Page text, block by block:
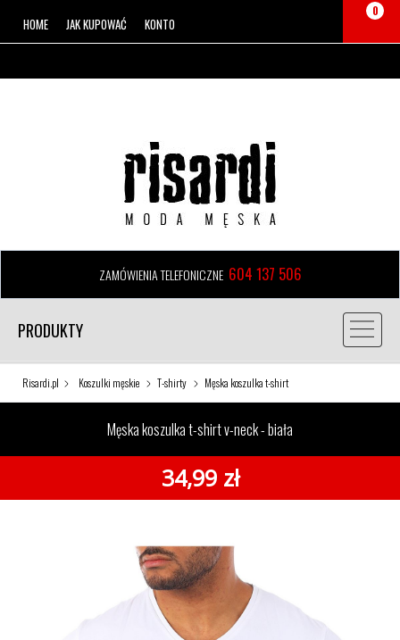
HOME JAK KUPOWAĆ KONTO
0
ZAMÓWIENIA TELEFONICZNE 604 137 506
PRODUKTY
Risardi.pl Koszulki męskie T-shirty Męska koszulka t-shirt
Męska koszulka t-shirt v-neck - biała
34,99 zł